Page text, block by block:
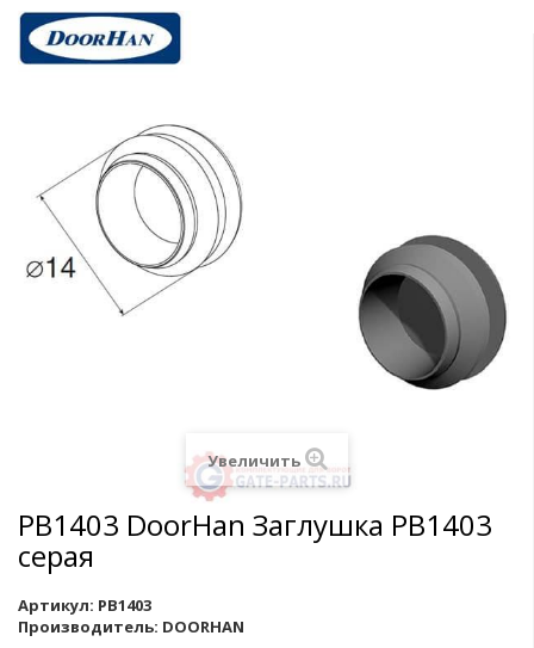
Увеличить
PB1403 DoorHan Заглушка PB1403
серая
Артикул: PB1403
Производитель: DOORHAN